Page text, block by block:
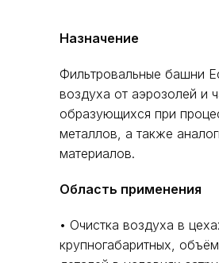
Назначение
Фильтровальные башни
воздуха от аэрозолей и
образующихся при
металлов, а также
материалов.
Область применения
• Очистка воздуха в
крупногабаритных,